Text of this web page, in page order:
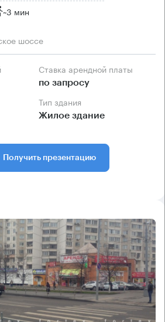
~3 мин
шоссе
Ставка арендной платы
по запросу
Тип здания
Жилое здание
Получить презентацию